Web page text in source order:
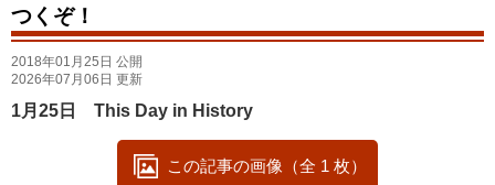
つくぞ！
2018年01月25日 公開
2026年07月06日 更新
1月25日 This Day in History
この記事の画像（全 1 枚）